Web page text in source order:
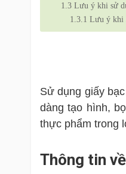
1.3 Lưu ý khi sử
1.3.1 Lưu ý khi
Sử dụng giấy
dàng tạo hình,
thực phẩm trong
Thông tin